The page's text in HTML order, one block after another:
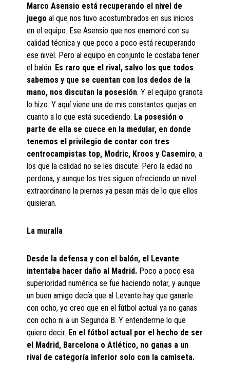
Marco Asensio está recuperando el nivel de
juego al que nos tuvo acostumbrados en sus inicios
en el equipo. Ese Asensio que nos enamoró con su
calidad técnica y que poco a poco está recuperando
ese nivel. Pero al equipo en conjunto le costaba tener
el balón. Es raro que el rival, salvo los que todos
sabemos y que se cuentan con los dedos de la
mano, nos discutan la posesión. Y el equipo granota
lo hizo. Y aquí viene una de mis constantes quejas en
cuanto a lo que está sucediendo. La posesión o
parte de ella se cuece en la medular, en donde
tenemos el privilegio de contar con tres
centrocampistas top, Modric, Kroos y Casemiro, a
los que la calidad no se les discute. Pero la edad no
perdona, y aunque los tres siguen ofreciendo un nivel
extraordinario la piernas ya pesan más de lo que ellos
quisieran.
La muralla
Desde la defensa y con el balón, el Levante
intentaba hacer daño al Madrid. Poco a poco esa
superioridad numérica se fue haciendo notar, y aunque
un buen amigo decía que al Levante hay que ganarle
con ocho, yo creo que en el fútbol actual ya no ganas
con ocho ni a un Segunda B. Y entenderme lo que
quiero decir. En el fútbol actual por el hecho de ser
el Madrid, Barcelona o Atlético, no ganas a un
rival de categoría inferior solo con la camiseta.